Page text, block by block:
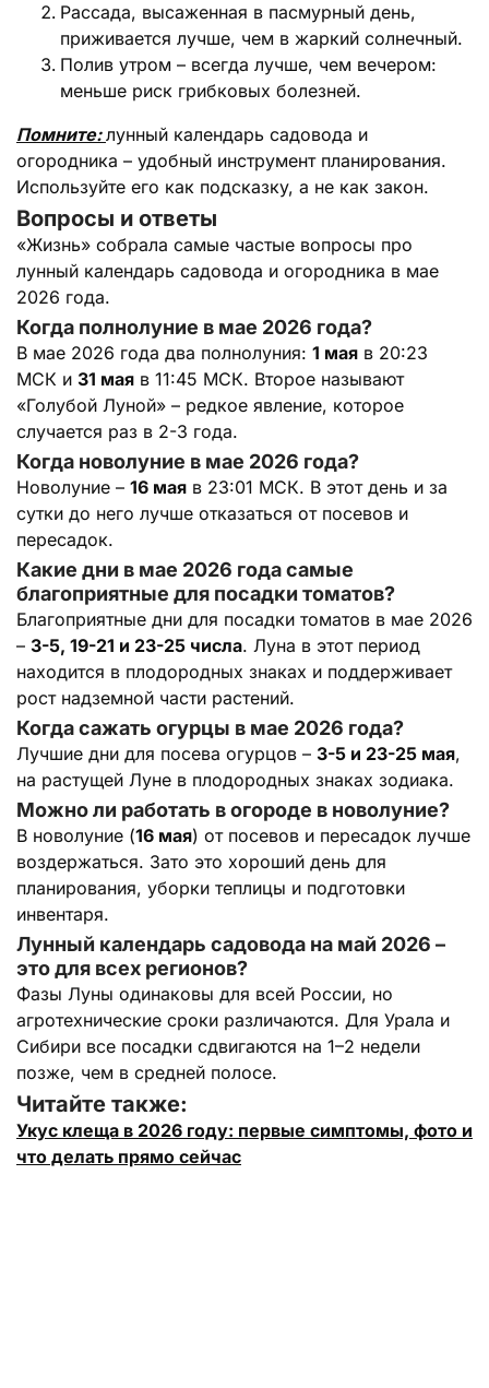
Рассада, высаженная в пасмурный день,
приживается лучше, чем в жаркий солнечный.
Полив утром – всегда лучше, чем вечером:
меньше риск грибковых болезней.
Помните:лунный календарь садовода и
огородника – удобный инструмент планирования.
Используйте его как подсказку, а не как закон.
Вопросы и ответы
«Жизнь» собрала самые частые вопросы про
лунный календарь садовода и огородника в мае
2026 года.
Когда полнолуние в мае 2026 года?
В мае 2026 года два полнолуния: 1 мая в 20:23
МСК и 31 мая в 11:45 МСК. Второе называют
«Голубой Луной» – редкое явление, которое
случается раз в 2-3 года.
Когда новолуние в мае 2026 года?
Новолуние – 16 мая в 23:01 МСК. В этот день и за
сутки до него лучше отказаться от посевов и
пересадок.
Какие дни в мае 2026 года самые
благоприятные для посадки томатов?
Благоприятные дни для посадки томатов в мае 2026
– 3-5, 19-21 и 23-25 числа. Луна в этот период
находится в плодородных знаках и поддерживает
рост надземной части растений.
Когда сажать огурцы в мае 2026 года?
Лучшие дни для посева огурцов – 3-5 и 23-25 мая,
на растущей Луне в плодородных знаках зодиака.
Можно ли работать в огороде в новолуние?
В новолуние (16 мая) от посевов и пересадок лучше
воздержаться. Зато это хороший день для
планирования, уборки теплицы и подготовки
инвентаря.
Лунный календарь садовода на май 2026 –
это для всех регионов?
Фазы Луны одинаковы для всей России, но
агротехнические сроки различаются. Для Урала и
Сибири все посадки сдвигаются на 1–2 недели
позже, чем в средней полосе.
Читайте также:
Укус клеща в 2026 году: первые симптомы, фото и
что делать прямо сейчас